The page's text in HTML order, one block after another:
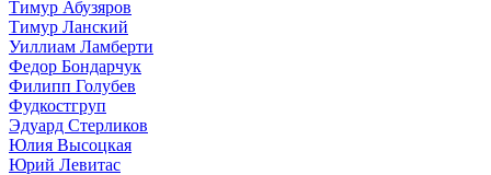
Тимур Абузяров
Тимур Ланский
Уиллиам Ламберти
Федор Бондарчук
Филипп Голубев
Фудкостгруп
Эдуард Стерликов
Юлия Высоцкая
Юрий Левитас